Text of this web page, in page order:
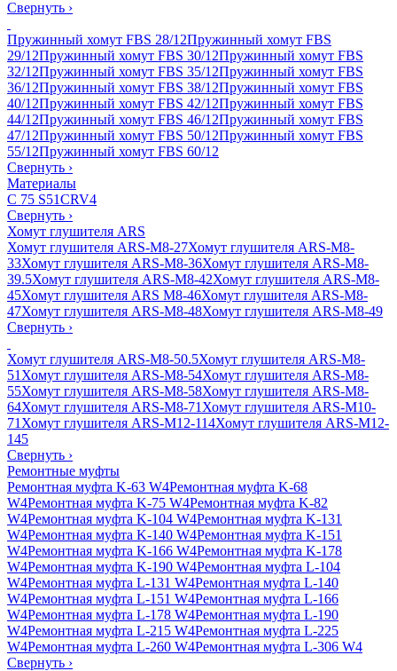
Свернуть ›
Пружинный хомут FBS 28/12Пружинный хомут FBS
29/12Пружинный хомут FBS 30/12Пружинный хомут FBS
32/12Пружинный хомут FBS 35/12Пружинный хомут FBS
36/12Пружинный хомут FBS 38/12Пружинный хомут FBS
40/12Пружинный хомут FBS 42/12Пружинный хомут FBS
44/12Пружинный хомут FBS 46/12Пружинный хомут FBS
47/12Пружинный хомут FBS 50/12Пружинный хомут FBS
55/12Пружинный хомут FBS 60/12
Свернуть ›
Материалы
C 75 S51CRV4
Свернуть ›
Хомут глушителя ARS
Хомут глушителя ARS-M8-27Хомут глушителя ARS-M8-
33Хомут глушителя ARS-M8-36Хомут глушителя ARS-M8-
39.5Хомут глушителя ARS-M8-42Хомут глушителя ARS-M8-
45Хомут глушителя ARS M8-46Хомут глушителя ARS-M8-
47Хомут глушителя ARS-M8-48Хомут глушителя ARS-M8-49
Свернуть ›
Хомут глушителя ARS-M8-50.5Хомут глушителя ARS-M8-
51 Хомут глушителя ARS-M8-54Хомут глушителя ARS-M8-
55Хомут глушителя ARS-M8-58Хомут глушителя ARS-M8-
64Хомут глушителя ARS-M8-71 Хомут глушителя ARS-M10-
71 Хомут глушителя ARS-M12-114Хомут глушителя ARS-M12-
145
Свернуть ›
Ремонтные муфты
Ремонтная муфта K-63 W4Ремонтная муфта K-68
W4Ремонтная муфта K-75 W4Ремонтная муфта K-82
W4Ремонтная муфта K-104 W4Ремонтная муфта K-131
W4Ремонтная муфта K-140 W4Ремонтная муфта K-151
W4Ремонтная муфта K-166 W4Ремонтная муфта K-178
W4Ремонтная муфта K-190 W4Ремонтная муфта L-104
W4Ремонтная муфта L-131 W4Ремонтная муфта L-140
W4Ремонтная муфта L-151 W4Ремонтная муфта L-166
W4Ремонтная муфта L-178 W4Ремонтная муфта L-190
W4Ремонтная муфта L-215 W4Ремонтная муфта L-225
W4Ремонтная муфта L-260 W4Ремонтная муфта L-306 W4
Свернуть ›